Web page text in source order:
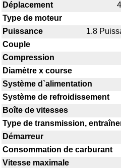
Déplacement
Type de moteur
Puissance
1.8
Couple
Compression
Diamètre x course
Système d`alimentation
Système de refroidissement
Boîte de vitesses
Type de transmission,
Démarreur
Consommation de carburant
Vitesse maximale